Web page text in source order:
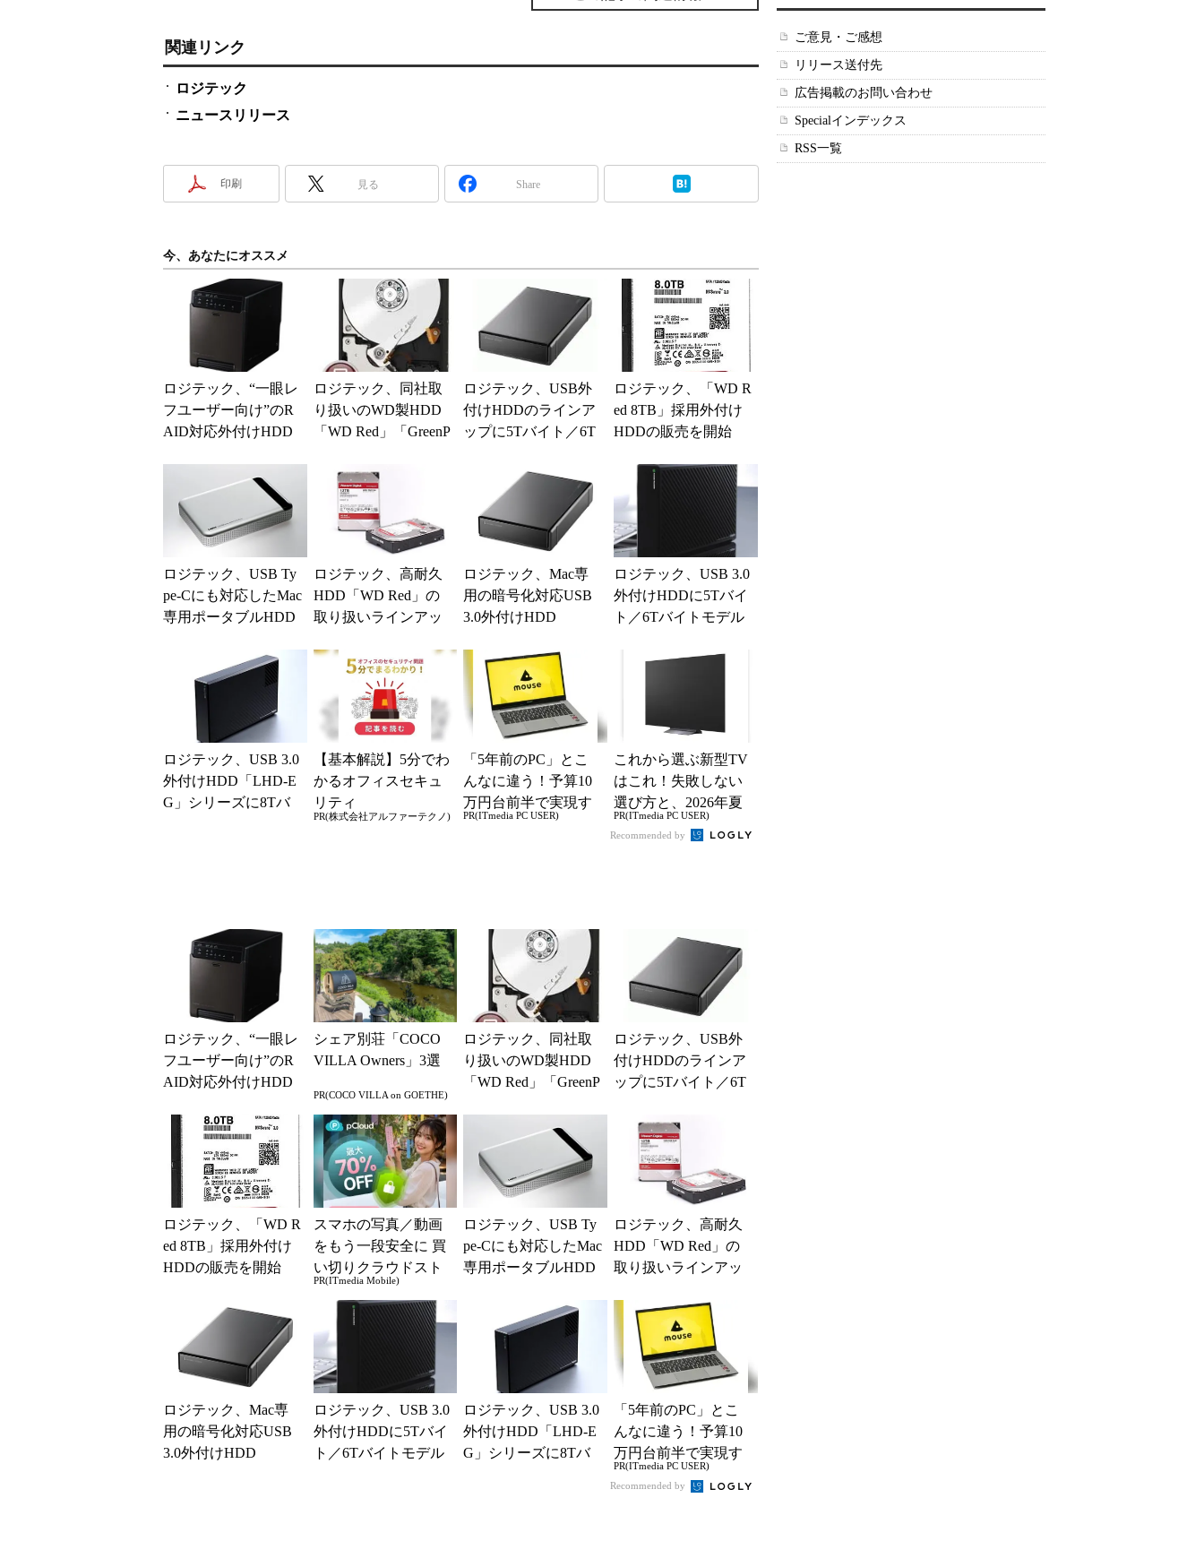
関連リンク
ロジテック
ニュースリリース
印刷 見る Share
今、あなたにオススメ
ロジテック、“一眼レ
フユーザー向け”のR
AID対応外付けHDD
ロジテック、同社取
り扱いのWD製HDD
「WD Red」「GreenP
デルを追...
ロジテック、USB外
付けHDDのラインア
ップに5Tバイト／6T
ロジテック、「WD R
ed 8TB」採用外付け
HDDの販売を開始
ロジテック、USB Ty
pe-Cにも対応したMac
専用ポータブルHDD
ロジテック、高耐久
HDD「WD Red」の
取り扱いラインアッ
ロジテック、Mac専
用の暗号化対応USB
3.0外付けHDD
ロジテック、USB 3.0
外付けHDDに5Tバイ
ト／6Tバイトモデル
ロジテック、USB 3.0
外付けHDD「LHD-E
G」シリーズに8Tバ
【基本解説】5分でわ
かるオフィスセキュ
リティ
PR(株式会社アルファーテクノ)
「5年前のPC」とこ
んなに違う！予算10
万円台前半で実現す
る快適PCライフ
PR(ITmedia PC USER)
これから選ぶ新型TV
はこれ！失敗しない
選び方と、2026年夏
の一押しモデル
PR(ITmedia PC USER)
Recommended by
ロジテック、“一眼レ
フユーザー向け”のR
AID対応外付けHDD
シェア別荘「COCO
VILLA Owners」3選
PR(COCO VILLA on GOETHE)
ロジテック、同社取
り扱いのWD製HDD
「WD Red」「GreenP
ロジテック、USB外
付けHDDのラインア
ップに5Tバイト／6T
ロジテック、「WD R
ed 8TB」採用外付け
HDDの販売を開始
スマホの写真／動画
をもう一段安全に 買
い切りクラウドスト
レージ
PR(ITmedia Mobile)
ロジテック、USB Ty
pe-Cにも対応したMac
専用ポータブルHDD
ロジテック、高耐久
HDD「WD Red」の
取り扱いラインアッ
ロジテック、Mac専
用の暗号化対応USB
3.0外付けHDD
ロジテック、USB 3.0
外付けHDDに5Tバイ
ト／6Tバイトモデル
ロジテック、USB 3.0
外付けHDD「LHD-E
G」シリーズに8Tバ
「5年前のPC」とこ
んなに違う！予算10
万円台前半で実現す
る快適PCライフ
PR(ITmedia PC USER)
Recommended by
ご意見・ご感想
リリース送付先
広告掲載のお問い合わせ
Specialインデックス
RSS一覧